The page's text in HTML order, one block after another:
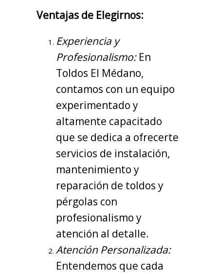
Ventajas de Elegirnos:
Experiencia y
Profesionalismo:En
Toldos El Médano,
contamos con un equipo
experimentado y
altamente capacitado
que se dedica a ofrecerte
servicios de instalación,
mantenimiento y
reparación de toldos y
pérgolas con
profesionalismo y
atención al detalle.
Atención Personalizada:
Entendemos que cada